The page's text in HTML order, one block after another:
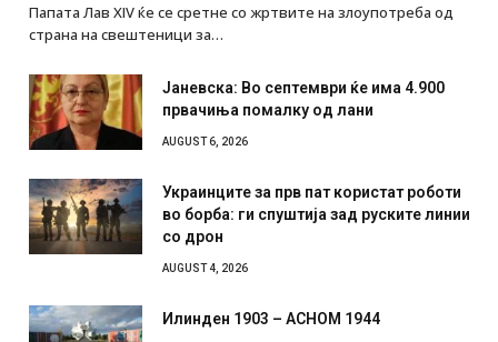
Папата Лав XIV ќе се сретне со жртвите на злоупотреба од
страна на свештеници за…
Јаневска: Во септември ќе има 4.900
првачиња помалку од лани
AUGUST 6, 2026
Украинците за прв пат користат роботи
во борба: ги спуштија зад руските линии
со дрон
AUGUST 4, 2026
Илинден 1903 – АСНОМ 1944